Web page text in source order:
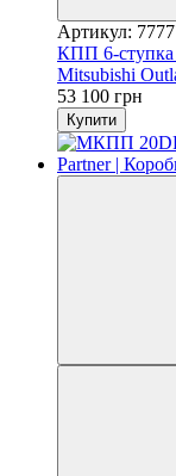
Артикул:
КПП 6-ступка
Mitsubishi
53 100 грн
Купити